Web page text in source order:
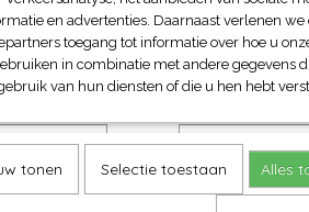
21%)
en advertenties. Daarnaast verlenen we
toegang tot informatie over hoe u
in combinatie met andere gegevens
van hun diensten of die u hen hebt
tonen Selectie toestaan Alles